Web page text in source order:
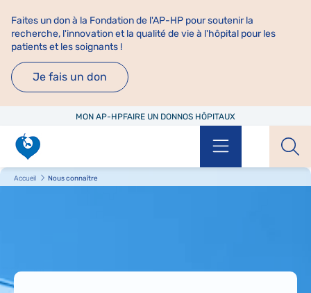
Faites un don à la Fondation de l'AP-HP pour soutenir la
recherche, l'innovation et la qualité de vie à l'hôpital pour les
patients et les soignants !
Je fais un don
MON AP-HPFAIRE UN DONNOS HÔPITAUX
Menu
Accueil Nous connaître